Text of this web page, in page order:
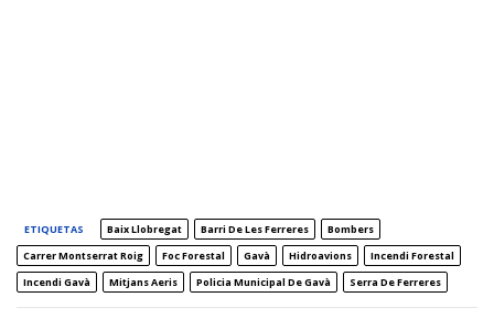
ETIQUETAS Baix Llobregat Barri De Les Ferreres
Bombers
Carrer Montserrat Roig
Foc Forestal Gavà Hidroavions
Incendi Forestal
Incendi Gavà
Mitjans Aeris Policia Municipal De Gavà Serra De Ferreres